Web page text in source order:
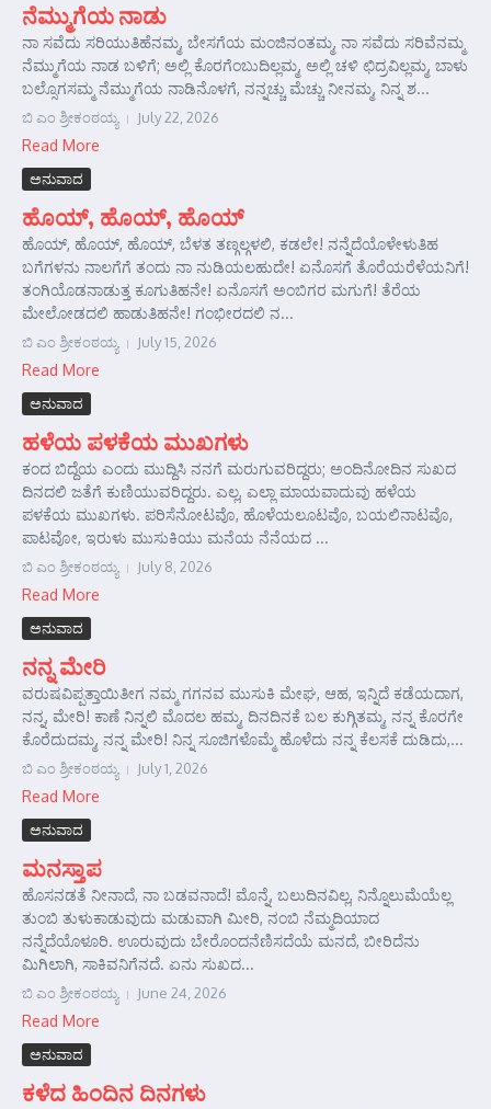
ನೆಮ್ಮುಗೆಯ ನಾಡು
ನಾ ಸವೆದು ಸರಿಯುತಿಹೆನಮ್ಮ, ಬೇಸಗೆಯ ಮಂಜಿನಂತಮ್ಮ, ನಾ ಸವೆದು ಸರಿವೆನಮ್ಮ
ನೆಮ್ಮುಗೆಯ ನಾಡ ಬಳಿಗೆ; ಅಲ್ಲಿ ಕೊರಗೆಂಬುದಿಲ್ಲಮ್ಮ, ಅಲ್ಲಿ ಚಳಿ ಛಿದ್ರವಿಲ್ಲಮ್ಮ, ಬಾಳು
ಬಲ್ಸೊಗಸಮ್ಮ ನೆಮ್ಮುಗೆಯ ನಾಡಿನೊಳಗೆ, ನನ್ನಚ್ಚು ಮೆಚ್ಚು ನೀನಮ್ಮ, ನಿನ್ನ ಶ...
ಬಿ ಎಂ ಶ್ರೀಕಂಠಯ್ಯ July 22, 2026
Read More
ಅನುವಾದ
ಹೊಯ್, ಹೊಯ್, ಹೊಯ್
ಹೊಯ್, ಹೊಯ್, ಹೊಯ್, ಬೆಳತ ತಣ್ಗಲ್ಗಳಲಿ, ಕಡಲೇ! ನನ್ನೆದೆಯೊಳೇಳುತಿಹ
ಬಗೆಗಳನು ನಾಲಗೆಗೆ ತಂದು ನಾ ನುಡಿಯಲಹುದೇ! ಏನೊಸಗೆ ತೊರೆಯರೆಳೆಯನಿಗೆ!
ತಂಗಿಯೊಡನಾಡುತ್ತ ಕೂಗುತಿಹನೇ! ಏನೊಸಗೆ ಅಂಬಿಗರ ಮಗುಗೆ! ತೆರೆಯ
ಮೇಲೋಡದಲಿ ಹಾಡುತಿಹನೇ! ಗಂಭೀರದಲಿ ನ...
ಬಿ ಎಂ ಶ್ರೀಕಂಠಯ್ಯ July 15, 2026
Read More
ಅನುವಾದ
ಹಳೆಯ ಪಳಕೆಯ ಮುಖಗಳು
ಕಂದ ಬಿದ್ದೆಯ ಎಂದು ಮುದ್ದಿಸಿ ನನಗೆ ಮರುಗುವರಿದ್ದರು; ಅಂದಿನೋದಿನ ಸುಖದ
ದಿನದಲಿ ಜತೆಗೆ ಕುಣಿಯುವರಿದ್ದರು. ಎಲ್ಲ, ಎಲ್ಲಾ ಮಾಯವಾದುವು ಹಳೆಯ
ಪಳಕೆಯ ಮುಖಗಳು. ಪರಿಸೆನೋಟವೊ, ಹೊಳೆಯಲೂಟವೊ, ಬಯಲಿನಾಟವೊ,
ಪಾಟವೋ, ಇರುಳು ಮುಸುಕಿಯು ಮನೆಯ ನೆನೆಯದ ...
ಬಿ ಎಂ ಶ್ರೀಕಂಠಯ್ಯ July 8, 2026
Read More
ಅನುವಾದ
ನನ್ನ ಮೇರಿ
ವರುಷವಿಪ್ಪತ್ತಾಯಿತೀಗ ನಮ್ಮ ಗಗನವ ಮುಸುಕಿ ಮೇಘ, ಆಹ, ಇನ್ನಿದೆ ಕಡೆಯದಾಗ,
ನನ್ನ, ಮೇರಿ! ಕಾಣೆ ನಿನ್ನಲಿ ಮೊದಲ ಹಮ್ಮ, ದಿನದಿನಕೆ ಬಲ ಕುಗ್ಗಿತಮ್ಮ, ನನ್ನ ಕೊರಗೇ
ಕೊರೆದುದಮ್ಮ, ನನ್ನ ಮೇರಿ! ನಿನ್ನ ಸೂಜಿಗಳೊಮ್ಮೆ ಹೊಳೆದು ನನ್ನ ಕೆಲಸಕೆ ದುಡಿದು,...
ಬಿ ಎಂ ಶ್ರೀಕಂಠಯ್ಯ July 1, 2026
Read More
ಅನುವಾದ
ಮನಸ್ತಾಪ
ಹೊಸನಡತೆ ನೀನಾದೆ, ನಾ ಬಡವನಾದೆ! ಮೊನ್ನೆ, ಬಲುದಿನವಿಲ್ಲ, ನಿನ್ನೊಲುಮೆಯೆಲ್ಲ
ತುಂಬಿ ತುಳುಕಾಡುವುದು ಮಡುವಾಗಿ ಮೀರಿ, ನಂಬಿ ನೆಮ್ಮದಿಯಾದ
ನನ್ನೆದೆಯೊಳೂರಿ. ಊರುವುದು ಬೇರೊಂದನೆಣಿಸದೆಯೆ ಮನದೆ, ಬೀರಿದೆನು
ಮಿಗಿಲಾಗಿ, ಸಾಕಿವನಿಗೆನದೆ. ಏನು ಸುಖದ...
ಬಿ ಎಂ ಶ್ರೀಕಂಠಯ್ಯ June 24, 2026
Read More
ಅನುವಾದ
ಕಳೆದ ಹಿಂದಿನ ದಿನಗಳು